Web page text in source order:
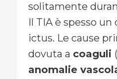
solitamente
Il TIA è spesso
ictus. Le cause
dovuta a coaguli
anomalie